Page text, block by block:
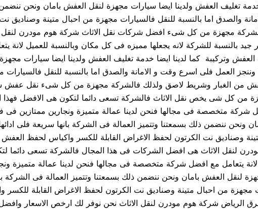
تغليف العفش ولدينا ايضا سيارات مجهزة لنقل العفش بامان ونحن
والصدق اما بالنسبة للنقل فالسيارات مجهزة من احبال متينة وصناديق
مجهزة من كل شىء افضل شركات نقل الاثاث شركة هوم مودرن
جيد بالنسبة للشركة لانه يجعلها مميزه فى كل مكان وبالنسبة للعميل
العفش وتركيبة كما لدينا ايضا خدمة تغليف العفش ولدينا ايضا سيارات
وننجز العمل فلى اسرع وقت و الامانة والصدق اما بالنسبة للنقل
من الغبار وشريط لاصق ولذلك فالشركة مجهزة من كل شىء نقل
من كل شى يخص نقل الاثاث فالشركة تسعى دائما لتكون هى الافضل فهذا
شركة متخصصة فى مجالها فنحن لدينا عمالة متميزة ونجارين ممتازين فى
ونحن ننضمن ذلك بسمعتنا وتتميز العمالة فى الشركة بانها سريعة فلى
وصناديق نت الكرتون لحفظ الاغراض القابلة للكسر واكياس لحفظ
الاثاث هى افضل الشركات فى هذا المجال فالشركة تسعى دائما
يتعامل مع افضل شركة متخصصة فى مجالها فنحن لدينا عمالة متميزة
لنقل العفش بامان ونحن ننضمن ذلك بسمعتنا وتتميز العمالة فى الشركة
مجهزة من احبال متينة وصناديق نت الكرتون لحفظ الاغراض القابلة
شركة هوم مودرن لنقل الاثاث نحن نوفر لك ارخص الاسعار وافضل